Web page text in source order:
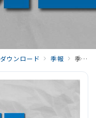
ダウンロード 季報 季報エネルギー総合工学 昭和54年度(1979) （Vol.2)198001_Vol2_No4.pdf